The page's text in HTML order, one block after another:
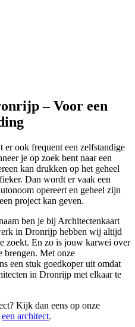
– Voor een
er ook frequent een zelfstandige
je op zoek bent naar een
kan drukken op het geheel
Dan wordt er vaak een
opereert en geheel zijn
project kan geven.
ben je bij Architectenkaart
in Dronrijp hebben wij altijd
zoekt. En zo is jouw karwei over
brengen. Met onze
een stuk goedkoper uit omdat
in Dronrijp met elkaar te
Kijk dan eens op onze
een architect.